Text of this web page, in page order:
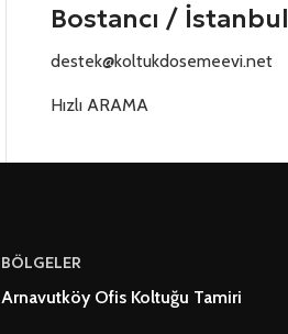
Bostancı / İstanbul
destek@koltukdosemeevi.net
Hızlı ARAMA
BÖLGELER
Arnavutköy Ofis Koltuğu Tamiri